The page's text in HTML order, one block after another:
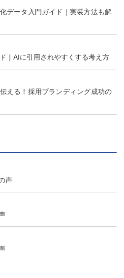
データ入門ガイド｜実装方法も解
｜AIに引用されやすくする考え方
える！採用ブランディング成功の
声